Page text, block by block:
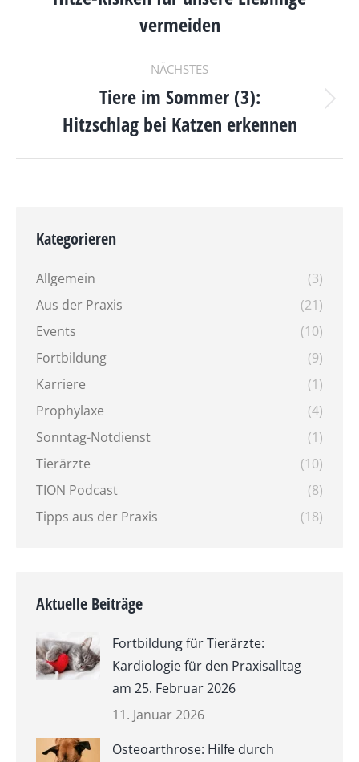
Beitrag:
vermeiden
NÄCHSTES
Nächster
Beitrag:
Tiere im Sommer (3):
Hitzschlag bei Katzen erkennen
Kategorieren
Allgemein
(3)
Aus der Praxis
(21)
Events
(10)
Fortbildung
(9)
Karriere
(1)
Prophylaxe
(4)
Sonntag-Notdienst
(1)
Tierärzte
(10)
TION Podcast
(8)
Tipps aus der Praxis
(18)
Aktuelle Beiträge
Fortbildung für Tierärzte:
Kardiologie für den Praxisalltag
am 25. Februar 2026
11. Januar 2026
Osteoarthrose: Hilfe durch